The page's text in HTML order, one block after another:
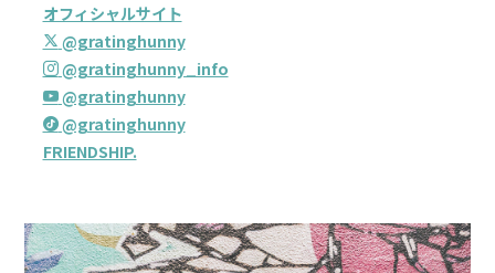
オフィシャルサイト
@gratinghunny
@gratinghunny_info
@gratinghunny
@gratinghunny
FRIENDSHIP.